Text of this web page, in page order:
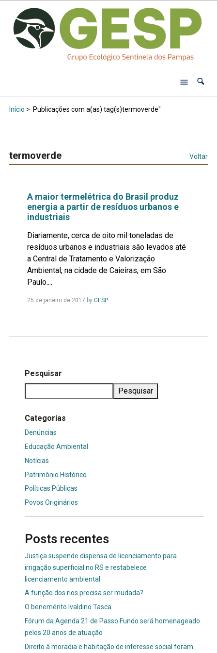
Início > Publicações com a(as) tag(s)termoverde"
termoverde Voltar
A maior termelétrica do Brasil produz
energia a partir de resíduos urbanos e
industriais
Diariamente, cerca de oito mil toneladas de
resíduos urbanos e industriais são levados até
a Central de Tratamento e Valorização
Ambiental, na cidade de Caieiras, em São
Paulo....
25 de janeiro de 2017 by GESPLeia
Pesquisar
Pesquisar
Categorias
Denúncias
Educação Ambiental
Notícias
Patrimônio Histórico
Políticas Públicas
Povos Originários
Posts recentes
Justiça suspende dispensa de licenciamento para
irrigação superficial no RS e restabelece
licenciamento ambiental
A função dos rios precisa ser mudada?
O benemérito Ivaldino Tasca
Fórum da Agenda 21 de Passo Fundo será homenageado
pelos 20 anos de atuação
Direito à moradia e habitação de interesse social foram